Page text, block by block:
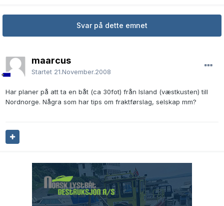
Svar på dette emnet
maarcus
Startet 21.November.2008
Har planer på att ta en båt (ca 30fot) från Island (væstkusten) till
Nordnorge. Några som har tips om fraktførslag, selskap mm?